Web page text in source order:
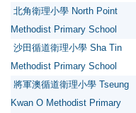
北角衛理小學 North Point
Methodist Primary School
沙田循道衛理小學 Sha Tin
Methodist Primary School
將軍澳循道衛理小學 Tseung
Kwan O Methodist Primary